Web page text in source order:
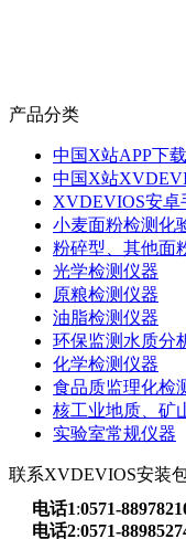
产品分类
中国X站APP下载
中国X站
XVDEVIOS安卓
小麦面粉检测化
粉碎型、其他
光学检测仪器
原粮检测仪器
油脂检测仪器
环保监测水质分
化学检测仪器
食品质监理化检
核工业地质、
实验室常规仪器
联系XVDEVIOS安装
电话1:0571-
电话2:0571-